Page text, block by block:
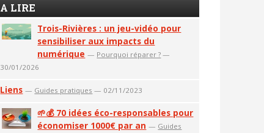
A LIRE
Trois-Rivières : un jeu-vidéo pour
sensibiliser aux impacts du
numérique — Pourquoi réparer ? —
30/01/2026
Liens — Guides pratiques — 02/11/2023
🌱💰 70 idées éco-responsables pour
économiser 1000€ par an — Guides